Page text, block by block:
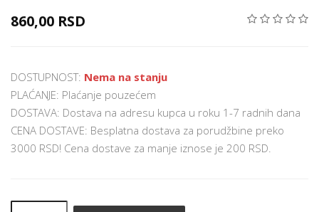
860,00 RSD
DOSTUPNOST: Nema na stanju
PLAĆANJE: Plaćanje pouzećem
DOSTAVA: Dostava na adresu kupca u roku 1-7 radnih dana
CENA DOSTAVE: Besplatna dostava za porudžbine preko
3000 RSD! Cena dostave za manje iznose je 200 RSD.